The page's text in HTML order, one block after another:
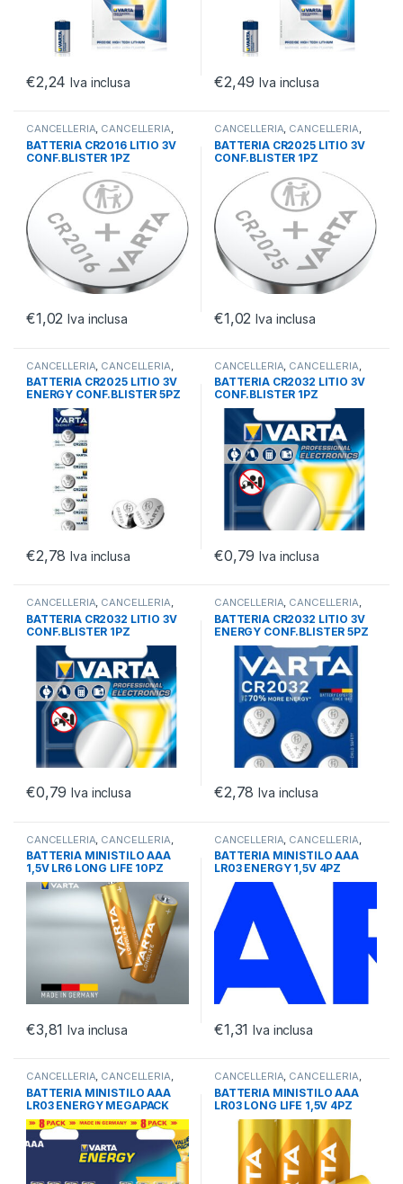
€2,24 Iva inclusa €2,49 Iva inclusa
CANCELLERIA, CANCELLERIA,
OFFICE
BATTERIA CR2016 LITIO 3V
CONF.BLISTER 1PZ
€1,02 Iva inclusa
CANCELLERIA, CANCELLERIA,
OFFICE
BATTERIA CR2025 LITIO 3V
CONF.BLISTER 1PZ
€1,02 Iva inclusa
CANCELLERIA CANCELLERIA
OFFICE
BATTERIA CR2025 LITIO 3V
ENERGY CONF.BLISTER 5PZ
€2,78 Iva inclusa
CANCELLERIA CANCELLERIA
OFFICE
BATTERIA CR2032 LITIO 3V
CONF.BLISTER 1PZ
€0,79 Iva inclusa
CANCELLERIA, CANCELLERIA,
OFFICE
BATTERIA CR2032 LITIO 3V
CONF.BLISTER 1PZ
€0,79 Iva inclusa
CANCELLERIA, CANCELLERIA,
OFFICE
BATTERIA CR2032 LITIO 3V
ENERGY CONF.BLISTER 5PZ
€2,78 Iva inclusa
CANCELLERIA CANCELLERIA
OFFICE
BATTERIA MINISTILO AAA
1,5V LR6 LONG LIFE 10PZ
MEGAPACK
€3,81 Iva inclusa
CANCELLERIA CANCELLERIA
OFFICE
BATTERIA MINISTILO AAA
LR03 ENERGY 1,5V 4PZ
€1,31 Iva inclusa
CANCELLERIA, CANCELLERIA,
OFFICE
BATTERIA MINISTILO AAA
LR03 ENERGY MEGAPACK
8PZ 1,5V
CANCELLERIA, CANCELLERIA,
OFFICE
BATTERIA MINISTILO AAA
LR03 LONG LIFE 1,5V 4PZ